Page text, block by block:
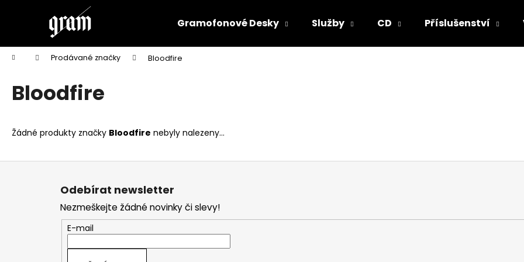
Gramofonové Desky Služby CD Příslušenství
Domů Prodávané značky Bloodfire
Bloodfire
Žádné produkty značky Bloodfire nebyly nalezeny...
í
Zpět
do
obchodu
Zpět
do
obchodu
Doporučujeme
Z
Odebírat newsletter
Nezmeškejte žádné novinky či slevy!
E-mail